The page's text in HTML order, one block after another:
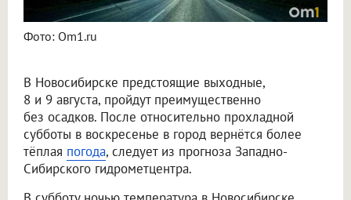
Фото: Om1.ru
В Новосибирске предстоящие выходные,
8 и 9 августа, пройдут преимущественно
без осадков. После относительно прохладной
субботы в воскресенье в город вернётся более
тёплая погода, следует из прогноза Западно-
Сибирского гидрометцентра.